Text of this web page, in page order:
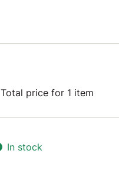
Total price for 1 item
In stock